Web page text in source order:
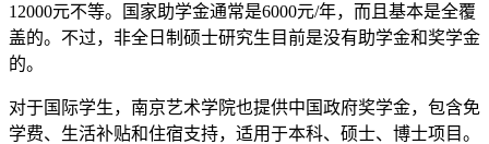
12000元不等。国家助学金通常是6000元/年，而且基本是全覆
盖的。不过，非全日制硕士研究生目前是没有助学金和奖学金
的。
对于国际学生，南京艺术学院也提供中国政府奖学金，包含免
学费、生活补贴和住宿支持，适用于本科、硕士、博士项目。